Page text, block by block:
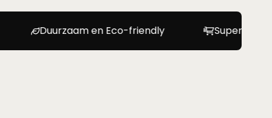
en Eco-friendly Supersnel-geleverd